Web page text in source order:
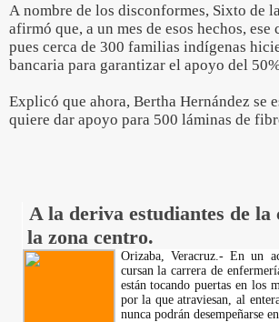
A nombre de los disconformes, Sixto de
afirmó que, a un mes de esos hechos,
pues cerca de 300 familias indígenas
bancaria para garantizar el apoyo del
Explicó que ahora, Bertha Hernández se
quiere dar apoyo para 500 láminas de
A la deriva estudiantes de
la zona centro.
Orizaba, Veracruz.- En un
cursan la carrera de
están tocando puertas en los
por la que atraviesan, al
nunca podrán desempeñarse